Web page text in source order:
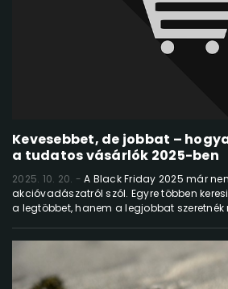
Kevesebbet, de jobbat –
a tudatos vásárlók 2025-ben
2025. 10. 20.
A Black Friday 2025 már
akcióvadászatról szól. Egyre többen
a legtöbbet, hanem a legjobbat szeretnék